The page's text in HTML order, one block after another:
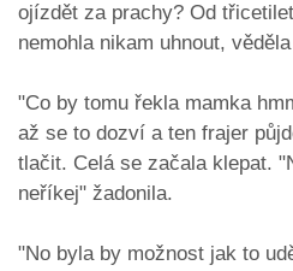
ojízdět za prachy? Od
nemohla nikam uhnout,
"Co by tomu řekla mamka
až se to dozví a ten frajer
tlačit. Celá se začala klepat.
neříkej" žadonila.
"No byla by možnost jak to